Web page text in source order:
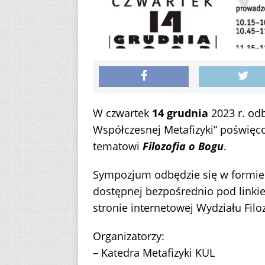
W czwartek 14 grudnia 2023 r.
Współczesnej Metafizyki”
tematowi Filozofia o Bogu.
Sympozjum odbędzie się w
dostępnej bezpośrednio pod
stronie internetowej Wydziału
Organizatorzy:
– Katedra Metafizyki KUL